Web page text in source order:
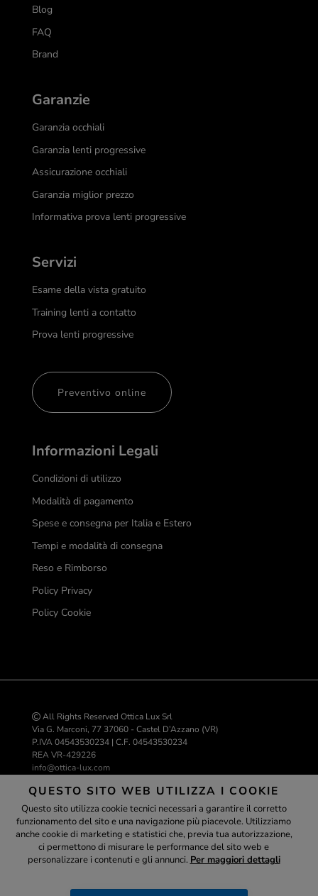
Blog
FAQ
Brand
Garanzie
Garanzia occhiali
Garanzia lenti progressive
Assicurazione occhiali
Garanzia miglior prezzo
Informativa prova lenti progressive
Servizi
Esame della vista gratuito
Training lenti a contatto
Prova lenti progressive
Preventivo online
Informazioni Legali
Condizioni di utilizzo
Modalità di pagamento
Spese e consegna per Italia e Estero
Tempi e modalità di consegna
Reso e Rimborso
Policy Privacy
Policy Cookie
All Rights Reserved Ottica Lux Srl
Via G. Marconi, 77 37060 - Castel D’Azzano (VR)
P.IVA 04543530234 | C.F. 04543530234
REA VR-429226
info@ottica-lux.com
Realizzazione e-commerce Colombo 3000
Assistente
ottica-lux.it
QUESTO SITO WEB UTILIZZA I COOKIE
Questo sito utilizza cookie tecnici necessari a garantire il corretto
funzionamento del sito e una navigazione più piacevole. Utilizziamo
anche cookie di marketing e statistici che, previa tua autorizzazione,
ci permettono di misurare le performance del sito web e
personalizzare i contenuti e gli annunci. Per maggiori dettagli